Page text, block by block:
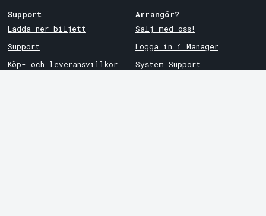
Support
Ladda ner biljett
Support
Köp- och leveransvillkor
Arrangör?
Sälj med oss!
Logga in i Manager
System Support